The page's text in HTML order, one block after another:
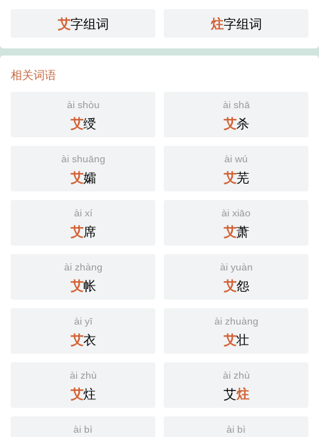
艾字组词 炷字组词
相关词语
ài shòu
艾绶
ài shā
艾杀
ài shuāng
艾孀
ài wú
艾芜
ài xí
艾席
ài xiāo
艾萧
ài zhàng
艾帐
ài yuàn
艾怨
ài yī
艾衣
ài zhuàng
艾壮
ài zhù
艾炷
ài zhù
艾炷
ài bì ài bì